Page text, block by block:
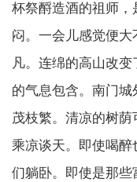
杯祭酹造酒的祖师
闷。一会儿感觉便
凡。连绵的高山改
的气息包含。南门
茂枝繁。清凉的树
乘凉谈天。即使喝
们躺卧。即使是那